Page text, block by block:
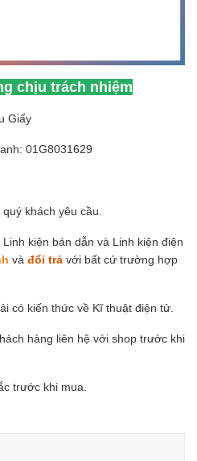
chịu trách nhiệm
Giấy
01G8031629
khách yêu cầu.
kiện bán dẫn và Linh kiện điện
và đổi trả với bất cứ trường hợp
có kiến thức về Kĩ thuật điện tử.
hàng liên hệ với shop trước khi
trước khi mua.